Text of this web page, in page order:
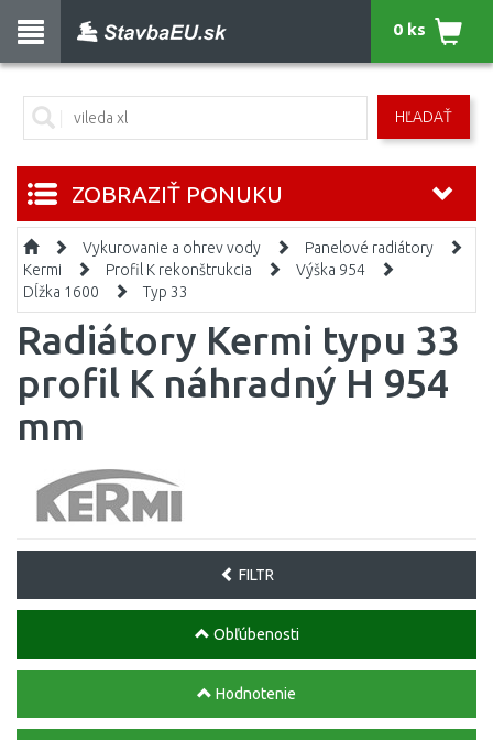
HĽADAŤ
0 ks
ZOBRAZIŤ PONUKU
Vykurovanie a ohrev vody
Panelové radiátory
Kermi
Profil K rekonštrukcia
Výška 954
Dĺžka 1600
Typ 33
Radiátory Kermi typu 33
profil K náhradný H 954
mm
FILTR
Obľúbenosti
Hodnotenie